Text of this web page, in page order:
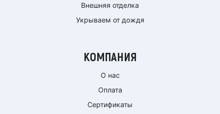
Внешняя отделка
Укрываем от дождя
КОМПАНИЯ
О нас
Оплата
Сертификаты